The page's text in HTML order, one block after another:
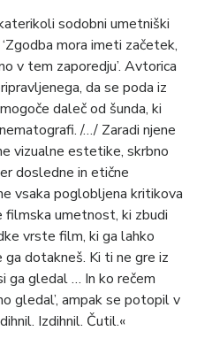
sodobni umetniški
mora imeti začetek,
v tem zaporedju’. Avtorica
da se poda iz
daleč od šunda, ki
/…/ Zaradi njene
vizualne estetike, skrbno
dosledne in etične
vsaka poglobljena kritikova
filmska umetnost, ki zbudi
vrste film, ki ga lahko
ga dotakneš. Ki ti ne gre iz
ga gledal … In ko rečem
gledal’, ampak se potopil v
Izdihnil. Čutil.«